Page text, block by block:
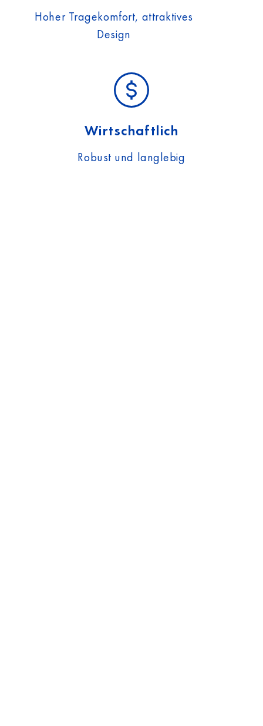
Hoher Tragekomfort, attraktives
Design
Wirtschaftlich
Robust und langlebig